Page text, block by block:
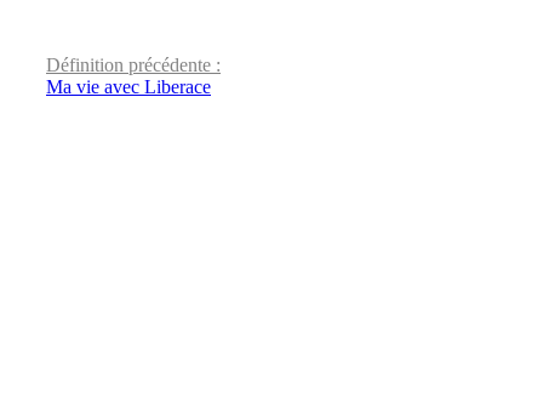
Définition précédente :
Ma vie avec Liberace